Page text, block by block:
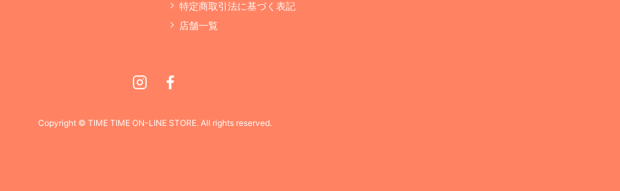
特定商取引法に基づく表記
店舗一覧
Copyright © TIME TIME ON-LINE STORE. All rights reserved.